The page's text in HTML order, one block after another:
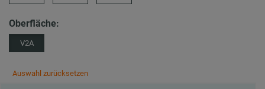
Oberfläche:
V2A
Auswahl zurücksetzen